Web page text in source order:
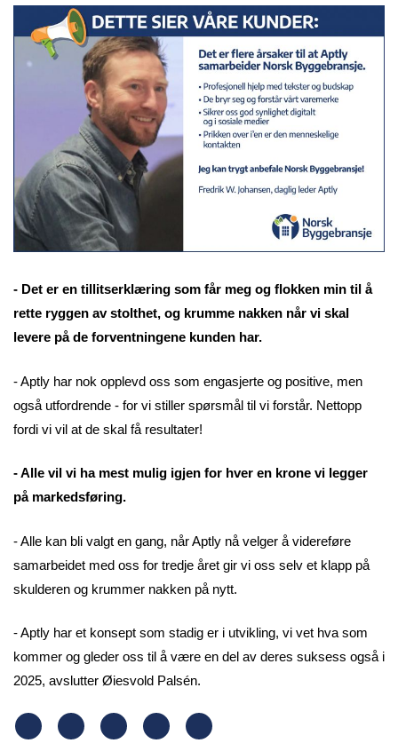
- Det er en tillitserklæring som får meg og flokken min til å
rette ryggen av stolthet, og krumme nakken når vi skal
levere på de forventningene kunden har.
- Aptly har nok opplevd oss som engasjerte og positive, men
også utfordrende - for vi stiller spørsmål til vi forstår. Nettopp
fordi vi vil at de skal få resultater!
- Alle vil vi ha mest mulig igjen for hver en krone vi legger
på markedsføring.
- Alle kan bli valgt en gang, når Aptly nå velger å videreføre
samarbeidet med oss for tredje året gir vi oss selv et klapp på
skulderen og krummer nakken på nytt.
- Aptly har et konsept som stadig er i utvikling, vi vet hva som
kommer og gleder oss til å være en del av deres suksess også i
2025, avslutter Øiesvold Palsén.